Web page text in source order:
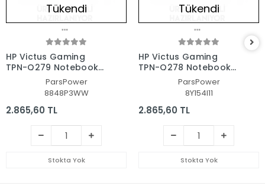
Tükendi
HP Victus Gaming
TPN-Q279 Notebook
Laptop Alt Kasa
ParsPower
8848P3WW
2.865,60 TL
Stokta Yok
Tükendi
HP Victus Gaming
TPN-Q278 Notebook
Laptop Alt Kasa
ParsPower
8Y154I11
2.865,60 TL
Stokta Yok